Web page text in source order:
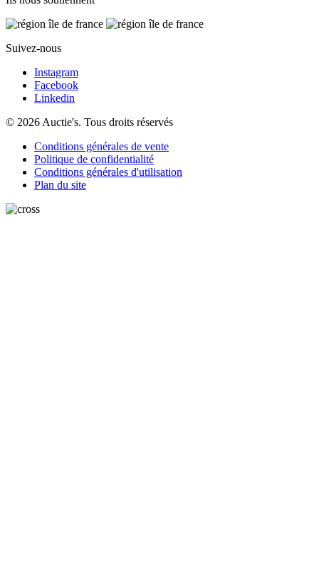
Suivez-nous
Instagram
Facebook
Linkedin
© 2026 Auctie's. Tous droits réservés
Conditions générales de vente
Politique de confidentialité
Conditions générales d'utilisation
Plan du site